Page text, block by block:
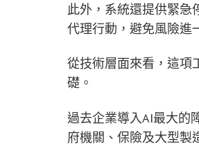
此外，系統還提供緊急
代理行動，避免風險進
從技術層面來看，這項
礎。
過去企業導入AI最大的
府機關、保險及大型製